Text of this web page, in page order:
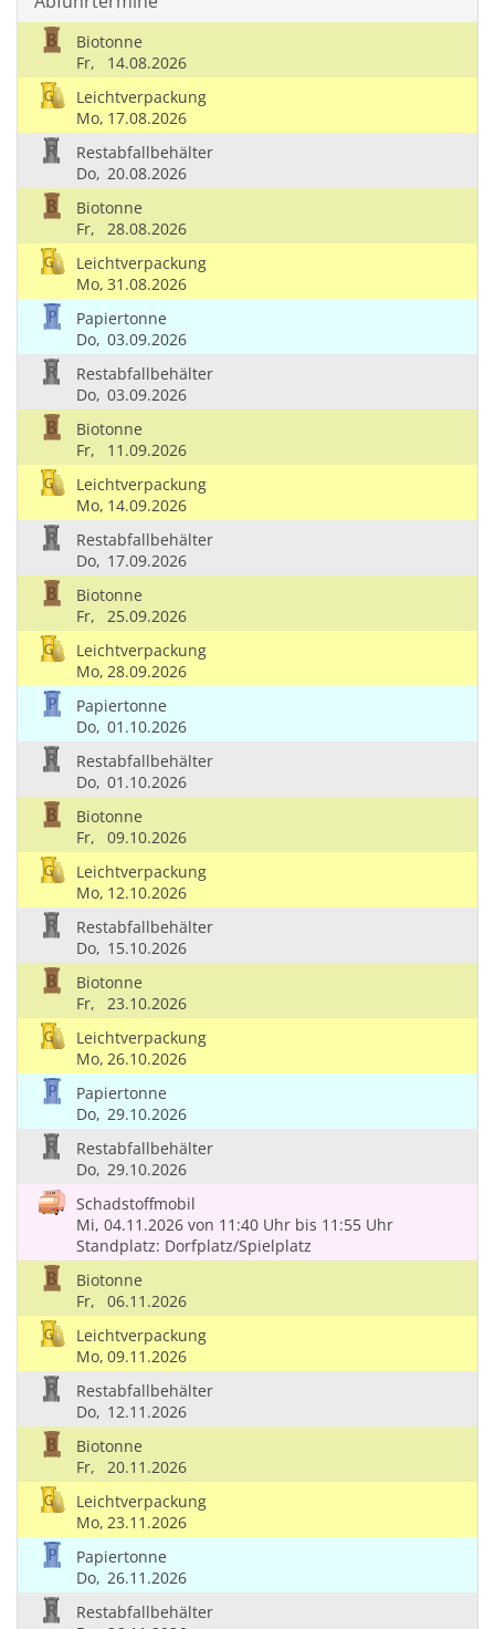
Biotonne
Fr,
14.08.2026
Leichtverpackung
Mo, 17.08.2026
Restabfallbehälter
Do, 20.08.2026
Biotonne
Fr,
28.08.2026
Leichtverpackung
Mo, 31.08.2026
Papiertonne
Do, 03.09.2026
Restabfallbehälter
Do, 03.09.2026
Biotonne
Fr,
11.09.2026
Leichtverpackung
Mo, 14.09.2026
Restabfallbehälter
Do, 17.09.2026
Biotonne
Fr,
25.09.2026
Leichtverpackung
Mo, 28.09.2026
Papiertonne
Do, 01.10.2026
Restabfallbehälter
Do, 01.10.2026
Biotonne
Fr,
09.10.2026
Leichtverpackung
Mo, 12.10.2026
Restabfallbehälter
Do, 15.10.2026
Biotonne
Fr,
23.10.2026
Leichtverpackung
Mo, 26.10.2026
Papiertonne
Do, 29.10.2026
Restabfallbehälter
Do, 29.10.2026
Schadstoffmobil
Mi, 04.11.2026 von 11:40 Uhr bis 11:55 Uhr
Standplatz: Dorfplatz/Spielplatz
Biotonne
Fr,
06.11.2026
Leichtverpackung
Mo, 09.11.2026
Restabfallbehälter
Do, 12.11.2026
Biotonne
Fr,
20.11.2026
Leichtverpackung
Mo, 23.11.2026
Papiertonne
Do, 26.11.2026
Restabfallbehälter